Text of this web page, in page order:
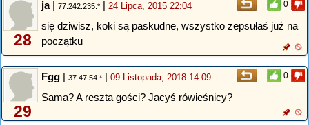
0
28
ja| 77.242.235.* | 24 Lipca, 2015 22:04
się dziwisz, koki są paskudne, wszystko zepsułaś już na
początku
0
29
Fgg | 37.47.54.* | 09 Listopada, 2018 14:09
Sama? A reszta gości? Jacyś rówieśnicy?